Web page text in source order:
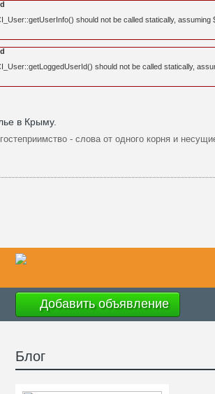
should not be called statically, assuming
should not be called statically,
в Крыму.
- слова от одного корня и
Добавить объявление
Блог